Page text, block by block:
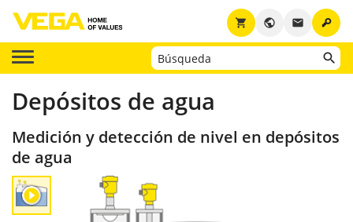
key
email
public
shopping_cart
Depósitos de agua
Medición y detección de nivel en depósitos
de agua